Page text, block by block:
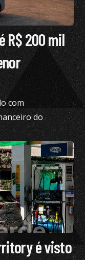
R$ 200 mil
com
do
é visto